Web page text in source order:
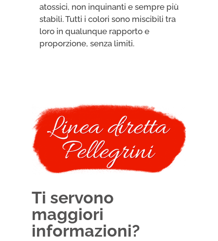
atossici, non inquinanti e sempre più
stabili. Tutti i colori sono miscibili tra
loro in qualunque rapporto e
proporzione, senza limiti.
Ti servono
maggiori
informazioni?